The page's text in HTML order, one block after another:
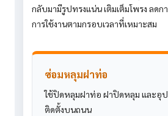
กลับมามีรูปทรงแน่น เติมเต็มโพรง ลด
การใช้งานตามกรอบเวลาที่เหมาะสม
ซ่อมหลุมฝาท่อ
ใช้ปิดหลุมฝาท่อ ฝาปิดหลุม และอุ
ติดตั้งบนถนน